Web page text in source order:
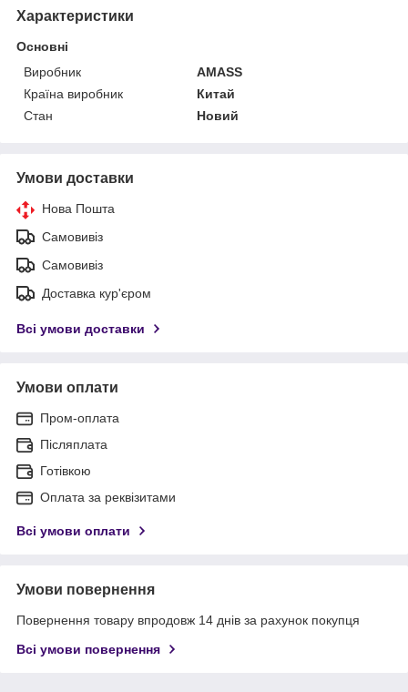
Характеристики
Основні
Виробник
AMASS
Країна виробник
Китай
Стан
Новий
Умови доставки
Нова Пошта
Самовивіз
Самовивіз
Доставка кур'єром
Всі умови доставки
Умови оплати
Пром-оплата
Післяплата
Готівкою
Оплата за реквізитами
Всі умови оплати
Умови повернення
Повернення товару впродовж 14 днів за рахунок покупця
Всі умови повернення